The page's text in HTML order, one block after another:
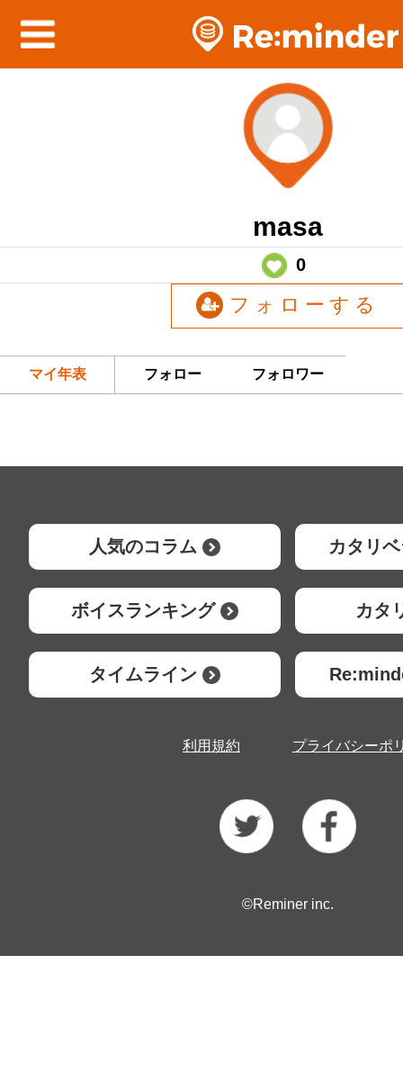
masa
0
フォローする
マイ年表 フォロー フォロワー
人気のコラム カタリ
ボイスランキング カタ
タイムライン
利用規約 プライバシーポ
©Reminer inc.